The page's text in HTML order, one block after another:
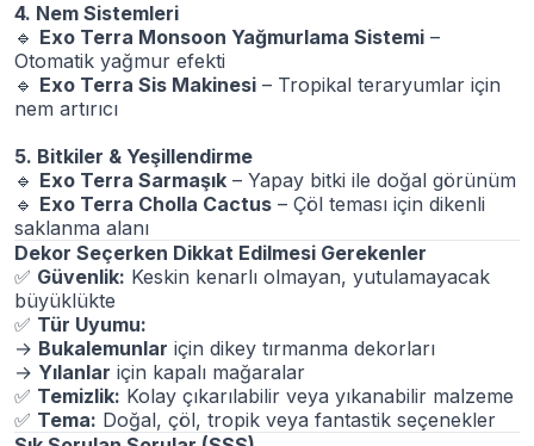
4. Nem Sistemleri
🔹 Exo Terra Monsoon Yağmurlama Sistemi –
Otomatik yağmur efekti
🔹 Exo Terra Sis Makinesi – Tropikal teraryumlar için
nem artırıcı
5. Bitkiler & Yeşillendirme
🔹 Exo Terra Sarmaşık – Yapay bitki ile doğal görünüm
🔹 Exo Terra Cholla Cactus – Çöl teması için dikenli
saklanma alanı
Dekor Seçerken Dikkat Edilmesi Gerekenler
✅ Güvenlik: Keskin kenarlı olmayan, yutulamayacak
büyüklükte
✅ Tür Uyumu:
→ Bukalemunlar için dikey tırmanma dekorları
→ Yılanlar için kapalı mağaralar
✅ Temizlik: Kolay çıkarılabilir veya yıkanabilir malzeme
✅ Tema: Doğal, çöl, tropik veya fantastik seçenekler